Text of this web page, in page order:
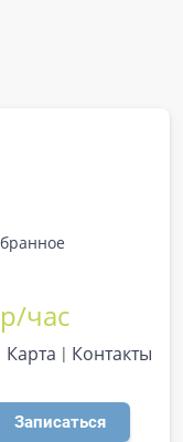
час
Карта Контакты
Записаться